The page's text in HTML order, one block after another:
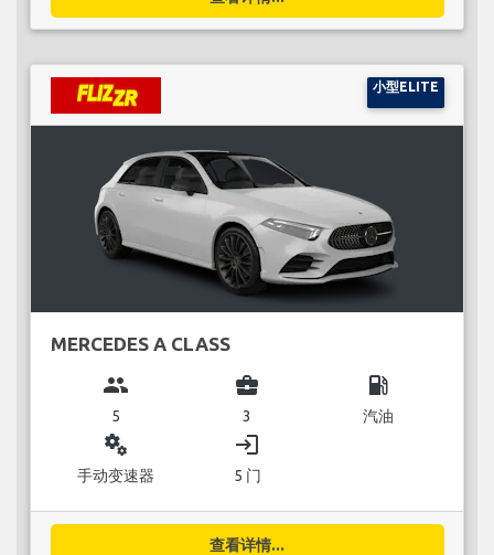
小型ELITE
MERCEDES A CLASS
group
5
business_center
3
local_gas_station
汽油
miscellaneous_services
手动变速器
login
5 门
查看详情...